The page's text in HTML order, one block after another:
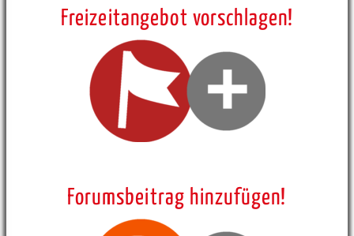
Freizeitangebot vorschlagen!
Forumsbeitrag hinzufügen!